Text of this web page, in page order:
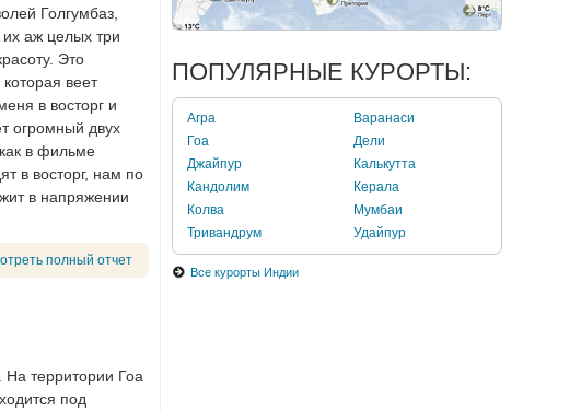
Голгумбаз,
аж целых три
Это
веет
в восторг и
огромный двух
в фильме
в восторг, нам по
в напряжении
полный отчет
На территории Гоа
под
ПОПУЛЯРНЫЕ КУРОРТЫ:
Агра
Варанаси
Гоа
Дели
Джайпур
Калькутта
Кандолим
Керала
Колва
Мумбаи
Тривандрум
Удайпур
Все курорты Индии